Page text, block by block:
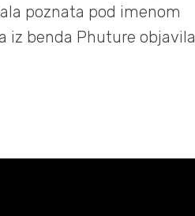
poznata pod imenom
iz benda Phuture objavila